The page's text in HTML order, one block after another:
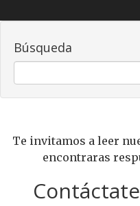
Búsqueda
Te invitamos a leer
encontraras